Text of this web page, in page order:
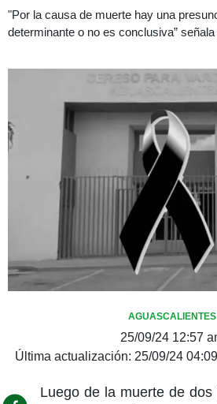
"Por la causa de muerte hay una
determinante o no es conclusiva”
AGUASCALIENTES
25/09/24 12:57
Última actualización: 25/09/24
Luego de la muerte de